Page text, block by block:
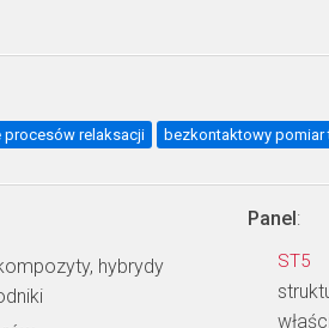
procesów relaksacji bezkontaktowy pomiar
hybrydy
Panel:
ST5